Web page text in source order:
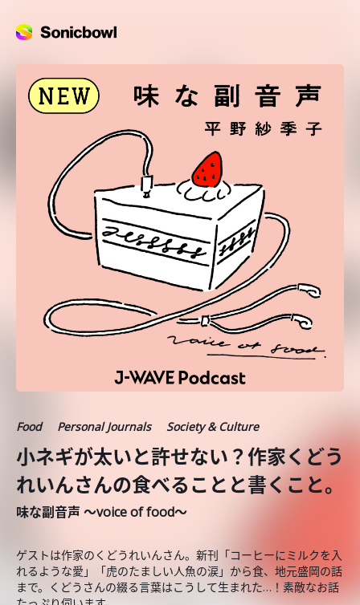
Food Personal Journals Society & Culture
小ネギが太いと許せない？作家くどう
れいんさんの食べることと書くこと。
味な副音声 ～voice of food～
ゲストは作家のくどうれいんさん。新刊「コーヒーにミルクを入
れるような愛」「虎のたましい人魚の涙」から食、地元盛岡の話
まで。くどうさんの綴る言葉はこうして生まれた…！素敵なお話